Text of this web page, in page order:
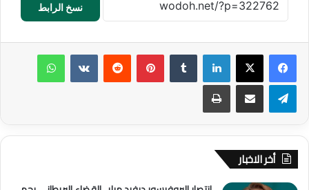
نسخ الرابط
لينكدإن بينتيريست واتساب
تيلقرام مشاركة عبر البريد طباعة
أخر الاخبار